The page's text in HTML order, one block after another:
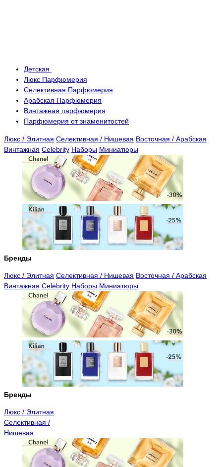
Детская
Люкс Парфюмерия
Селективная Парфюмерия
Арабская Парфюмерия
Винтажная парфюмерия
Парфюмерия от знаменитостей
Люкс / Элитная Селективная / Нишевая Восточная / Арабская
Винтажная Celebrity Наборы Миниатюры
Бренды
Люкс / Элитная Селективная / Нишевая Восточная / Арабская
Винтажная Celebrity Наборы Миниатюры
Бренды
Люкс / Элитная
Селективная /
Нишевая